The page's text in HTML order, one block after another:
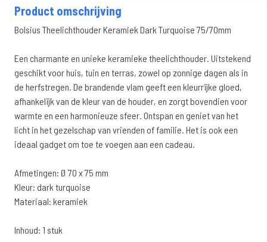
Product omschrijving
Bolsius Theelichthouder Keramiek Dark Turquoise 75/70mm
Een charmante en unieke keramieke theelichthouder. Uitstekend
geschikt voor huis, tuin en terras, zowel op zonnige dagen als in
de herfstregen. De brandende vlam geeft een kleurrijke gloed,
afhankelijk van de kleur van de houder, en zorgt bovendien voor
warmte en een harmonieuze sfeer. Ontspan en geniet van het
licht in het gezelschap van vrienden of familie. Het is ook een
ideaal gadget om toe te voegen aan een cadeau.
Afmetingen: Ø 70 x 75 mm
Kleur: dark turquoise
Materiaal: keramiek
Inhoud: 1 stuk